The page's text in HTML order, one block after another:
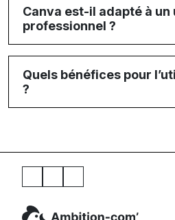
Canva est-il adapté à un
professionnel ?
Quels bénéfices pour
?